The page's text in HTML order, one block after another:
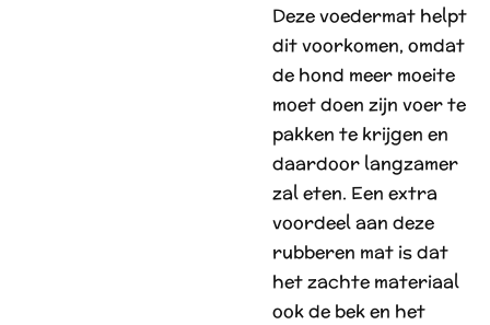
Deze voedermat helpt
dit voorkomen, omdat
de hond meer moeite
moet doen zijn voer te
pakken te krijgen en
daardoor langzamer
zal eten. Een extra
voordeel aan deze
rubberen mat is dat
het zachte materiaal
ook de bek en het